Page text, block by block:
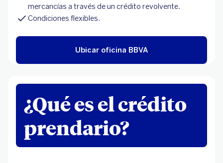
mercancías a través de un crédito revolvente.
Condiciones flexibles.
Ubicar oficina BBVA
¿Qué es el crédito
prendario?